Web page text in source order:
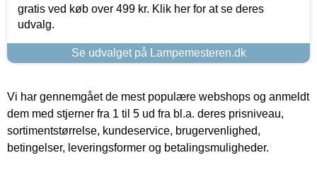
gratis ved køb over 499 kr. Klik her for at se deres
udvalg.
Se udvalget på Lampemesteren.dk
Vi har gennemgået de mest populære webshops og anmeldt
dem med stjerner fra 1 til 5 ud fra bl.a. deres prisniveau,
sortimentstørrelse, kundeservice, brugervenlighed,
betingelser, leveringsformer og betalingsmuligheder.